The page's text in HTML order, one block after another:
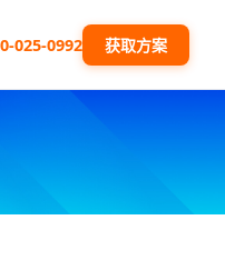
025-0992 获取方案